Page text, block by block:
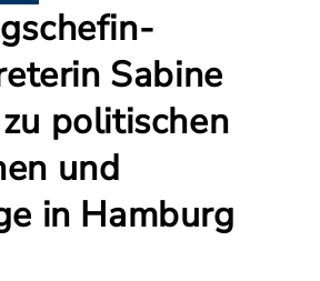
Sabine
politischen
und
in Hamburg